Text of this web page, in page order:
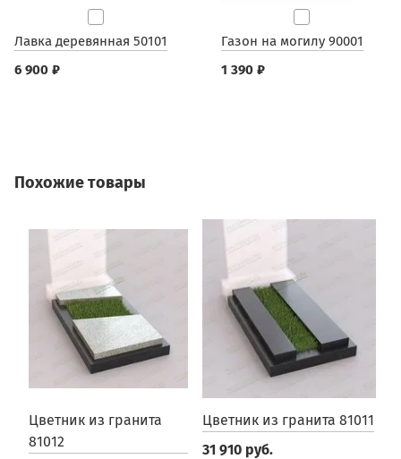
Лавка деревянная 50101
6 900 ₽
Газон на могилу 90001
1 390 ₽
Похожие товары
Цветник из гранита
81012
Цветник из гранита 81011
31 910 руб.